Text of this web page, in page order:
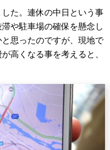
た。連休の中日という事
や駐車場の確保を懸念し
思ったのですが、現地で
高くなる事を考えると、